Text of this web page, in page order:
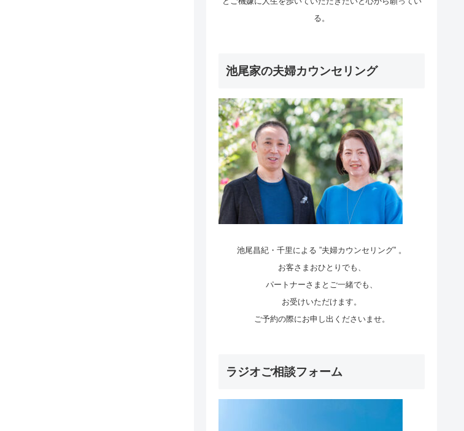
る。
池尾家の夫婦カウンセリング
池尾昌紀・千里による ”夫婦カウンセリング” 。
お客さまおひとりでも、
パートナーさまとご一緒でも、
お受けいただけます。
ご予約の際にお申し出くださいませ。
ラジオご相談フォーム